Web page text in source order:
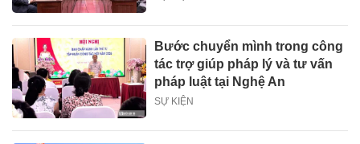
Bước chuyển mình trong công
tác trợ giúp pháp lý và tư vấn
pháp luật tại Nghệ An
SỰ KIỆN